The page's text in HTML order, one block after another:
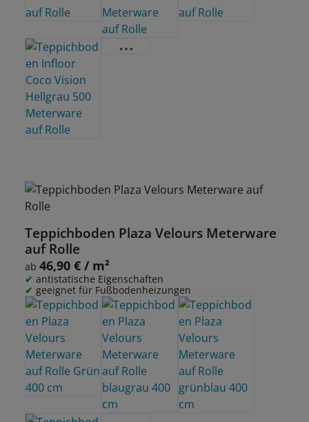
Teppichboden Plaza Velours Meterware
auf Rolle
Regulärer Preis:
ab 46,90 € / m²
antistatische Eigenschaften
geeignet für Fußbodenheizungen